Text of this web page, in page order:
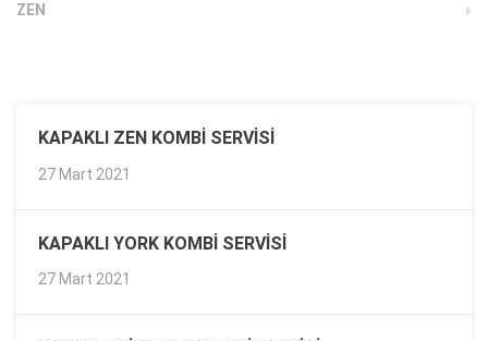
ZEN
KAPAKLI ZEN KOMBI SERVISI
27 Mart 2021
KAPAKLI YORK KOMBI SERVISI
27 Mart 2021